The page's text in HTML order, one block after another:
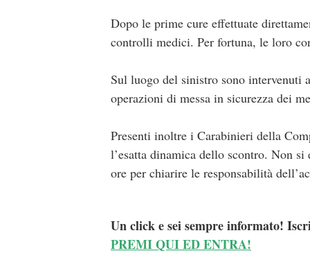
Dopo le prime cure effettuate
controlli medici. Per fortuna, le loro
Sul luogo del sinistro sono intervenuti
operazioni di messa in sicurezza dei
Presenti inoltre i Carabinieri della
l’esatta dinamica dello scontro. Non
ore per chiarire le responsabilità
Un click e sei sempre informato!
PREMI QUI ED ENTRA!